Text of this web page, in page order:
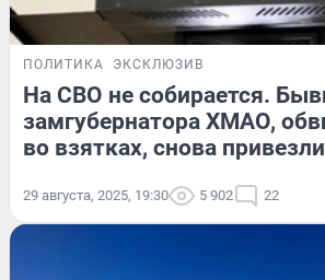
ПОЛИТИКА ЭКСКЛЮЗИВ
На СВО не собирается.
замгубернатора ХМАО,
во взятках, снова
29 августа, 2025, 19:30 5 902 22